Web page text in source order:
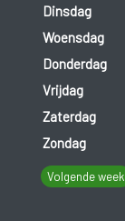
Dinsdag
Woensdag
Donderdag
Vrijdag
Zaterdag
Zondag
Volgende week